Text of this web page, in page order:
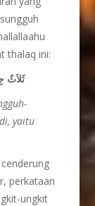
thalaq ini:
ثَلاَثٌ
yaitu
perkataan
ungkit